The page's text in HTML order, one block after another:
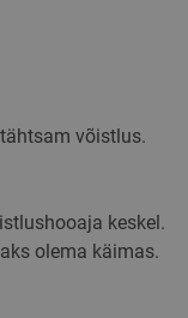
võistlus.
keskel.
olema käimas.